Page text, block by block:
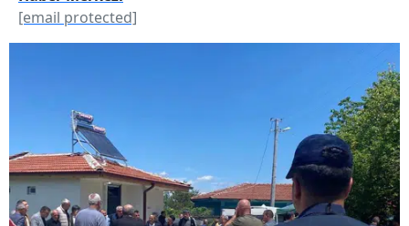
[email protected]